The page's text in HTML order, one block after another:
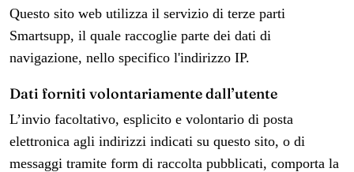
Questo sito web utilizza il servizio di terze parti
Smartsupp, il quale raccoglie parte dei dati di
navigazione, nello specifico l'indirizzo IP.
Dati forniti volontariamente dall’utente
L’invio facoltativo, esplicito e volontario di posta
elettronica agli indirizzi indicati su questo sito, o di
messaggi tramite form di raccolta pubblicati, comporta la